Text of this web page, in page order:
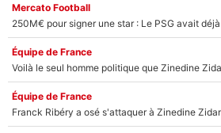
Mercato Football
Équipe de France
Équipe de France